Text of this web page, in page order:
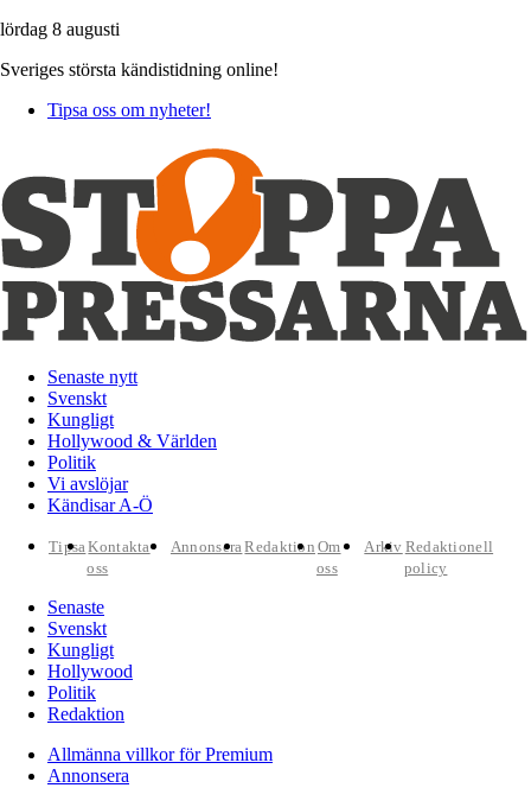
lördag 8 augusti
Sveriges största kändistidning online!
Tipsa oss om nyheter!
Senaste nytt
Svenskt
Kungligt
Hollywood & Världen
Politik
Vi avslöjar
Kändisar A-Ö
TipsaKontakta
oss
AnnonseraRedaktion Om
oss
Arkiv Redaktionell
policy
Senaste
Svenskt
Kungligt
Hollywood
Politik
Redaktion
Allmänna villkor för Premium
Annonsera